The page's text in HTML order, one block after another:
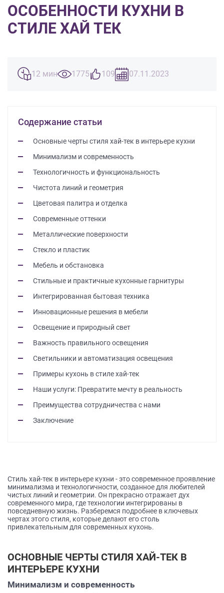
ОСОБЕННОСТИ КУХНИ В
СТИЛЕ ХАЙ ТЕК
12 мин 1775 109 07.11.2023
Содержание статьи
Основные черты стиля хай-тек в интерьере кухни
Минимализм и современность
Технологичность и функциональность
Чистота линий и геометрия
Цветовая палитра и отделка
Современные оттенки
Металлические поверхности
Стекло и пластик
Мебель и обстановка
Стильные и практичные кухонные гарнитуры
Интегрированная бытовая техника
Инновационные решения в мебели
Освещение и природный свет
Важность правильного освещения
Светильники и автоматизация освещения
Примеры кухонь в стиле хай-тек
Наши услуги: Превратите мечту в реальность
Преимущества сотрудничества с нами
Заключение
Стиль хай-тек в интерьере кухни - это современное проявление
минимализма и технологичности, созданное для любителей
чистых линий и геометрии. Он прекрасно отражает дух
современного мира, где технологии интегрированы в
повседневную жизнь. Разберемся подробнее в ключевых
чертах этого стиля, которые делают его столь
привлекательным для современных кухонь.
ОСНОВНЫЕ ЧЕРТЫ СТИЛЯ ХАЙ-ТЕК В
ИНТЕРЬЕРЕ КУХНИ
Минимализм и современность
качественную мебель не выходя из
дома.
Нажимая на кнопку "Отправить", вы
Согласие на обработку
Нажимая на кнопку “Отправить”, вы
принимаете условия
все
вопросы!
Ваше
телефон*
Нажимая
"Отправить",
Согласие
персональных
также
Согласие
обработку
персональных
метрическими
программами
Политики